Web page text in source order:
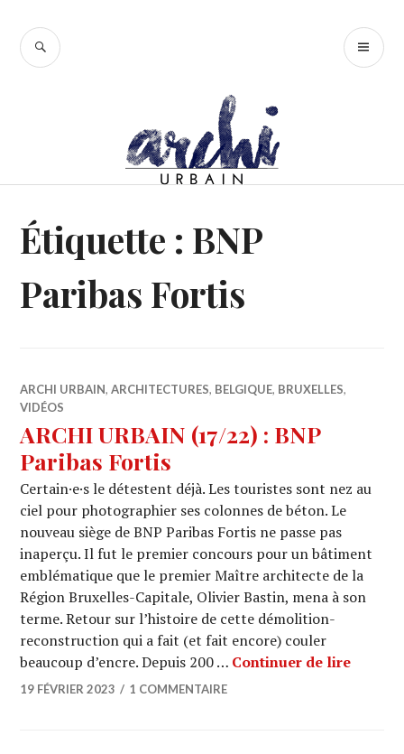
contenu
RECHERCHE
Étiquette : BNP
Paribas Fortis
ARCHI URBAIN,ARCHITECTURES, BELGIQUE, BRUXELLES,
VIDÉOS
ARCHI URBAIN (17/22) : BNP
Paribas Fortis
Certain·e·s le détestent déjà. Les touristes sont nez au
ciel pour photographier ses colonnes de béton. Le
nouveau siège de BNP Paribas Fortis ne passe pas
inaperçu. Il fut le premier concours pour un bâtiment
emblématique que le premier Maître architecte de la
Région Bruxelles-Capitale, Olivier Bastin, mena à son
terme. Retour sur l’histoire de cette démolition-
reconstruction qui a fait (et fait encore) couler
beaucoup d’encre. Depuis 200 … Continuer de lireARCHI
19 FÉVRIER 2023 1 COMMENTAIRE